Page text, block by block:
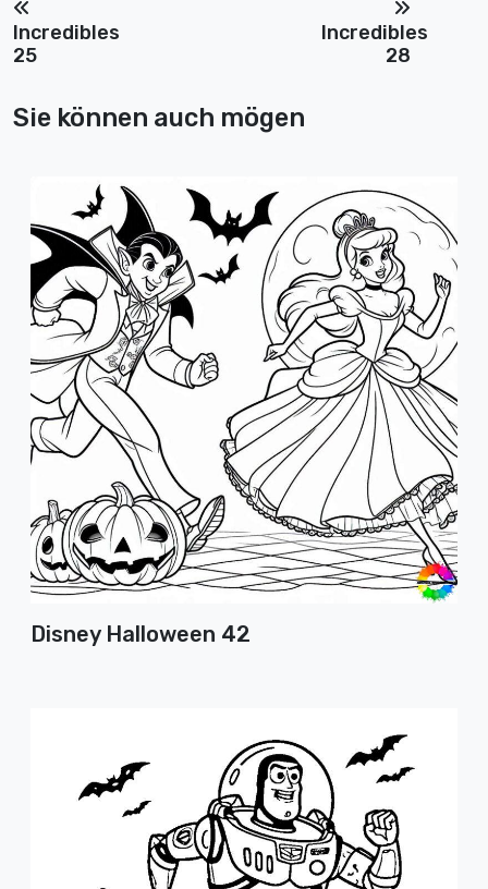
Incredibles
25
Incredibles
28
Sie können auch mögen
Disney Halloween 42